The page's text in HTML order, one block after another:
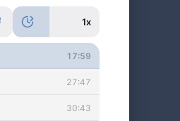
1x
17:59
27:47
30:43